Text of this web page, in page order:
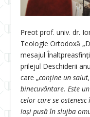
Preot prof. univ. dr.
Teologie Ortodoxă
mesajul
prilejul Deschiderii
care „conține un
binecuvântare. Este
celor care se
Iași pusă în slujba